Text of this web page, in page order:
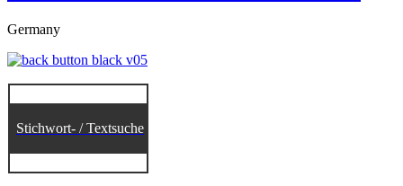
Germany
Stichwort- / Textsuche